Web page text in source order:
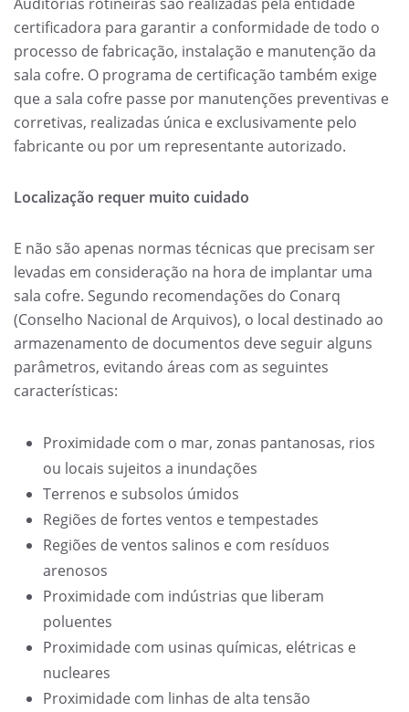
certificadora para garantir a conformidade de todo o
processo de fabricação, instalação e manutenção da
sala cofre. O programa de certificação também exige
que a sala cofre passe por manutenções preventivas e
corretivas, realizadas única e exclusivamente pelo
fabricante ou por um representante autorizado.
Localização requer muito cuidado
E não são apenas normas técnicas que precisam ser
levadas em consideração na hora de implantar uma
sala cofre. Segundo recomendações do Conarq
(Conselho Nacional de Arquivos), o local destinado ao
armazenamento de documentos deve seguir alguns
parâmetros, evitando áreas com as seguintes
características:
Proximidade com o mar, zonas pantanosas, rios
ou locais sujeitos a inundações
Terrenos e subsolos úmidos
Regiões de fortes ventos e tempestades
Regiões de ventos salinos e com resíduos
arenosos
Proximidade com indústrias que liberam
poluentes
Proximidade com usinas químicas, elétricas e
nucleares
Proximidade com linhas de alta tensão